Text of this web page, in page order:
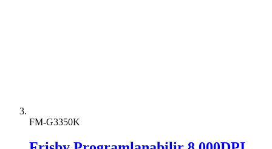
FM-G3350K